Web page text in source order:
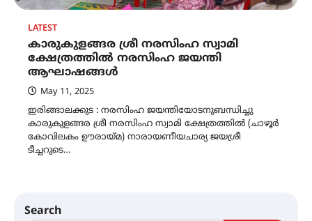
LATEST
കാരുകുളങ്ങര ശ്രീ നരസിംഹ സ്വാമി
ക്ഷേത്രത്തിൽ നരസിംഹ ജയന്തി
ആഘാഷങ്ങൾ
May 11, 2025
ഇരിങ്ങാലക്കുട : നരസിംഹ ജയന്തിയോടനുബന്ധിച്ചു
കാരുകുളങ്ങര ശ്രീ നരസിംഹ സ്വാമി ക്ഷേത്രത്തിൽ (ചാഴൂർ
കോവിലകം ഊരായ്മ) നാരായണീയചാര്യ ജയശ്രീ
ടീച്ചറുടെ…
Search